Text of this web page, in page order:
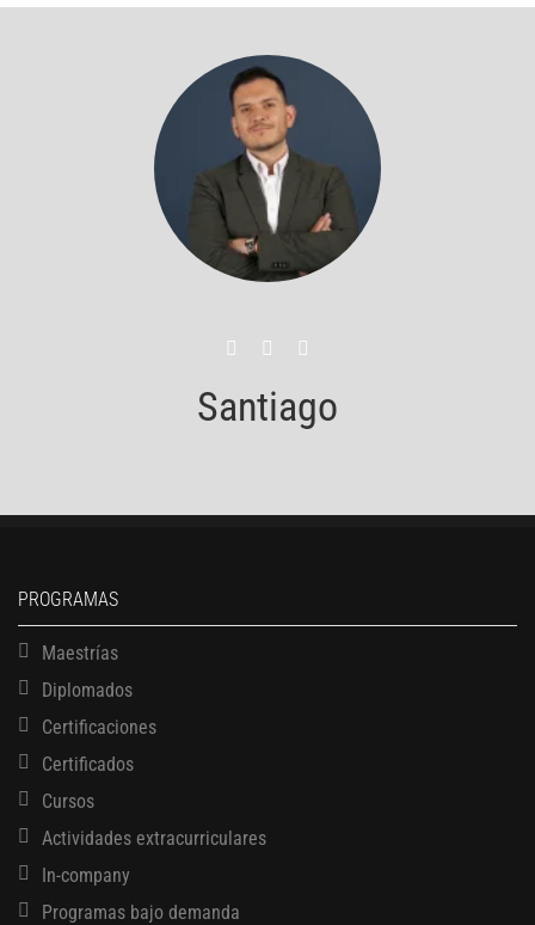
Santiago
PROGRAMAS
Maestrías
Diplomados
Certificaciones
Certificados
Cursos
Actividades extracurriculares
In-company
Programas bajo demanda